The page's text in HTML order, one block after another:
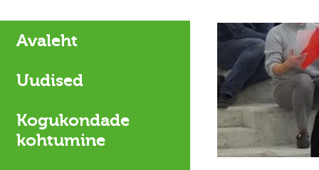
Avaleht
Uudised
Kogukondade
kohtumine